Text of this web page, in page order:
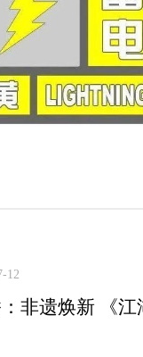
12
非遗焕新 《